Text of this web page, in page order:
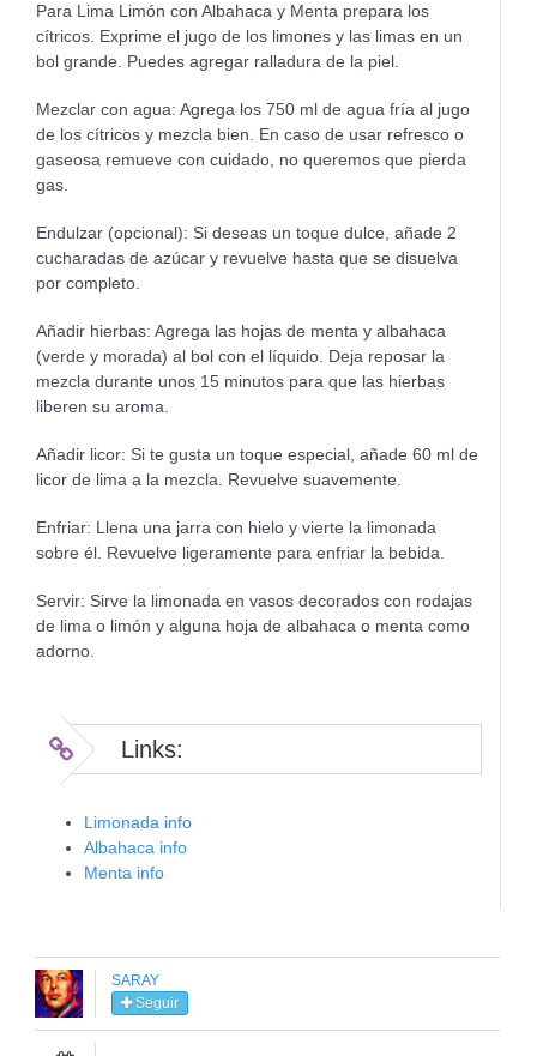
Para Lima Limón con Albahaca y Menta prepara los
cítricos. Exprime el jugo de los limones y las limas en un
bol grande. Puedes agregar ralladura de la piel.
Mezclar con agua: Agrega los 750 ml de agua fría al jugo
de los cítricos y mezcla bien. En caso de usar refresco o
gaseosa remueve con cuidado, no queremos que pierda
gas.
Endulzar (opcional): Si deseas un toque dulce, añade 2
cucharadas de azúcar y revuelve hasta que se disuelva
por completo.
Añadir hierbas: Agrega las hojas de menta y albahaca
(verde y morada) al bol con el líquido. Deja reposar la
mezcla durante unos 15 minutos para que las hierbas
liberen su aroma.
Añadir licor: Si te gusta un toque especial, añade 60 ml de
licor de lima a la mezcla. Revuelve suavemente.
Enfriar: Llena una jarra con hielo y vierte la limonada
sobre él. Revuelve ligeramente para enfriar la bebida.
Servir: Sirve la limonada en vasos decorados con rodajas
de lima o limón y alguna hoja de albahaca o menta como
adorno.
Links:
Limonada info
Albahaca info
Menta info
SARAY
Seguir